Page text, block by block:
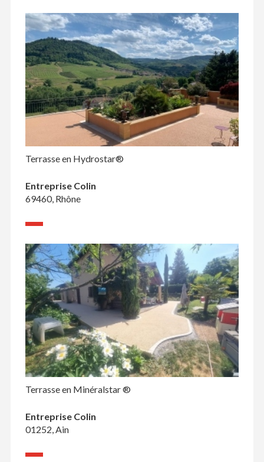
Terrasse en Hydrostar®
Entreprise Colin
69460, Rhône
Terrasse en Minéralstar ®
Entreprise Colin
01252, Ain